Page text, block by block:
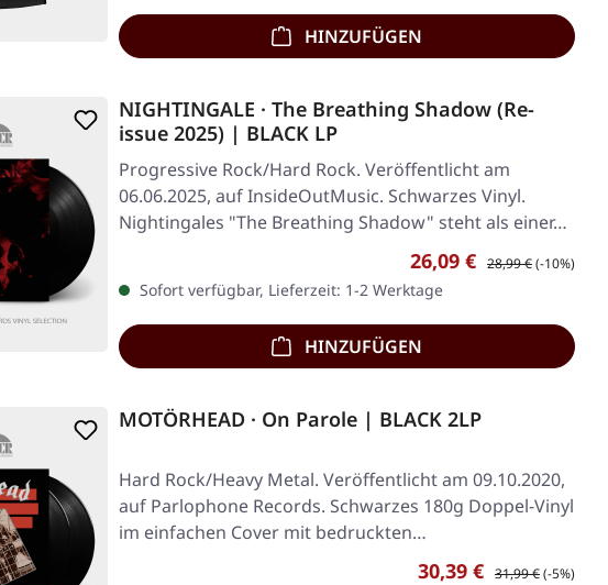
HINZUFÜGEN
NIGHTINGALE · The Breathing Shadow (Re-
issue 2025) | BLACK LP
Progressive Rock/Hard Rock. Veröffentlicht am
06.06.2025, auf InsideOutMusic. Schwarzes Vinyl.
Nightingales "The Breathing Shadow" steht als einer…
Verkaufspreis:
26,09 € Regulärer Preis:
28,99 €(-10%)
Sofort verfügbar, Lieferzeit: 1-2 Werktage
HINZUFÜGEN
MOTÖRHEAD · On Parole | BLACK 2LP
Hard Rock/Heavy Metal. Veröffentlicht am 09.10.2020,
auf Parlophone Records. Schwarzes 180g Doppel-Vinyl
im einfachen Cover mit bedruckten…
Verkaufspreis:
30,39 € Regulärer Preis:
31,99 €(-5%)